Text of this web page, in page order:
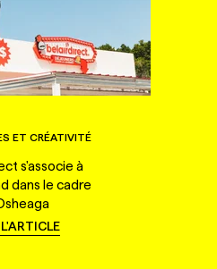
ET CRÉATIVITÉ
s'associe à
dans le cadre